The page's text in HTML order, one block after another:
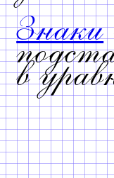
Знаки
в